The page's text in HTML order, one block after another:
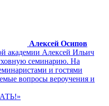
Алексей Осипов
академии Алексей Ильич
семинарию. На
и гостями
вопросы вероучения и